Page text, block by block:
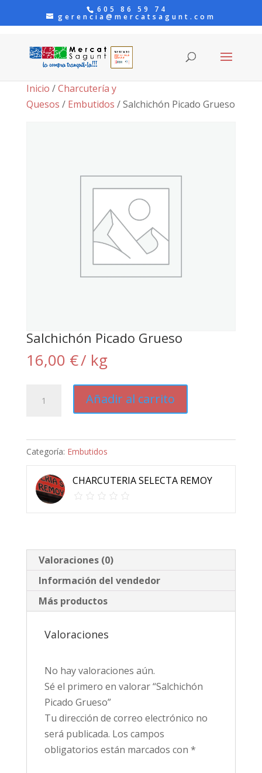
605 86 59 74
gerencia@mercatsagunt.com
Inicio /Charcutería y
Quesos / Embutidos / Salchichón Picado Grueso
Salchichón Picado Grueso
16,00 €/ kg
Picado
cantidad
Añadir al carrito
Categoría: Embutidos
CHARCUTERIA SELECTA REMOY
Valoraciones (0)
Información del vendedor
Más productos
Valoraciones
No hay valoraciones aún.
Sé el primero en valorar “Salchichón
Picado Grueso”
Tu dirección de correo electrónico no
será publicada. Los campos
obligatorios están marcados con *